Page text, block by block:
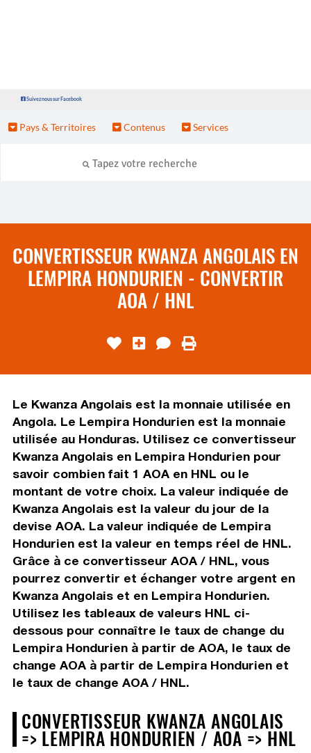
Suivez nous sur Facebook
Pays & Territoires Contenus Services
CONVERTISSEUR KWANZA ANGOLAIS EN
LEMPIRA HONDURIEN - CONVERTIR
AOA / HNL
Le Kwanza Angolais est la monnaie utilisée en
Angola. Le Lempira Hondurien est la monnaie
utilisée au Honduras. Utilisez ce convertisseur
Kwanza Angolais en Lempira Hondurien pour
savoir combien fait 1 AOA en HNL ou le
montant de votre choix. La valeur indiquée de
Kwanza Angolais est la valeur du jour de la
devise AOA. La valeur indiquée de Lempira
Hondurien est la valeur en temps réel de HNL.
Grâce à ce convertisseur AOA / HNL, vous
pourrez convertir et échanger votre argent en
Kwanza Angolais et en Lempira Hondurien.
Utilisez les tableaux de valeurs HNL ci-
dessous pour connaître le taux de change du
Lempira Hondurien à partir de AOA, le taux de
change AOA à partir de Lempira Hondurien et
le taux de change AOA / HNL.
CONVERTISSEUR KWANZA ANGOLAIS
=> LEMPIRA HONDURIEN / AOA => HNL